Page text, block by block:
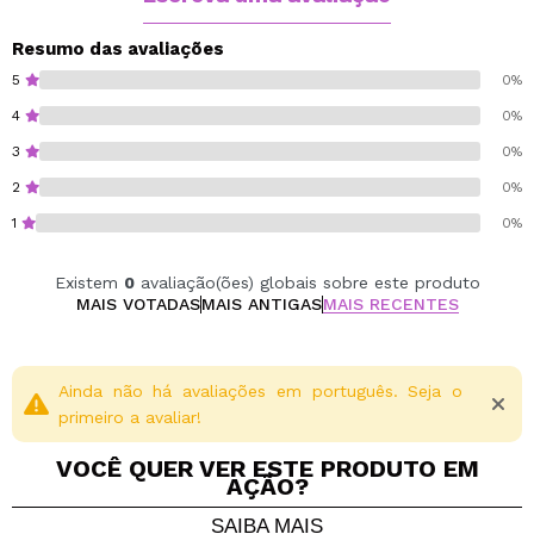
Gluten free.
Paraben free.
Cruelty free.
Vegan.
Resumo das avaliações
5 0%
4 0%
3 0%
2 0%
1 0%
Existem 0avaliação(ões) globais sobre este produto
MAIS VOTADASMAIS ANTIGASMAIS RECENTES
Ainda não há avaliações em português. Seja o
primeiro a avaliar!
VOCÊ QUER VER ESTE PRODUTO EM
AÇÃO?
SAIBA MAIS